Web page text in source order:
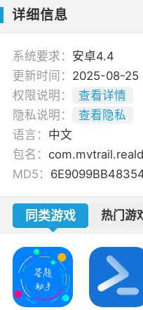
详细信息
系统要求： 安卓4.4
更新时间： 2025-08-25
权限说明：
查看详情
隐私说明：
查看隐私
语言： 中文
包名：
MD5：
同类游戏 热门游